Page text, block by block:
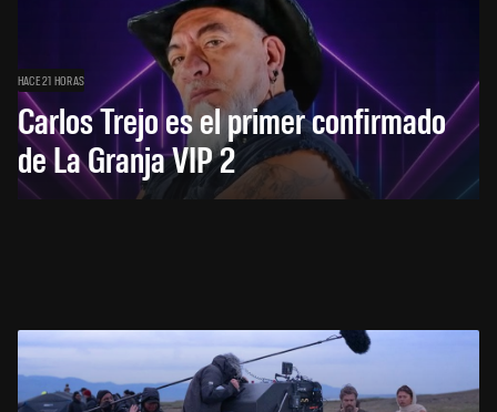
HACE 21 HORAS
Carlos Trejo es el primer confirmado
de La Granja VIP 2